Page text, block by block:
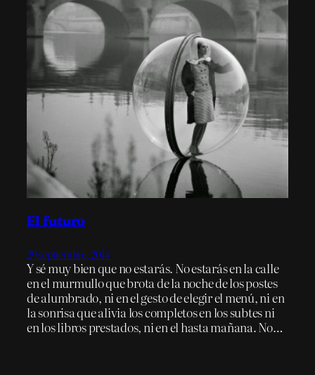
El futuro
29 septiembre, 2014
Y sé muy bien que no estarás. No estarás en la calle
en el murmullo que brota de la noche de los postes
de alumbrado, ni en el gesto de elegir el menú, ni en
la sonrisa que alivia los completos en los subtes ni
en los libros prestados, ni en el hasta mañana. No…